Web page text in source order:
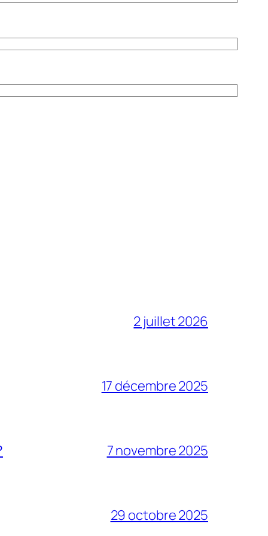
2 juillet 2026
17 décembre 2025
7 novembre 2025
29 octobre 2025